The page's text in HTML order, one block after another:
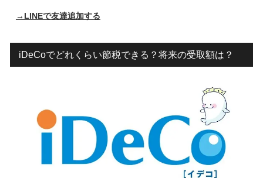
→LINEで友達追加する
iDeCoでどれくらい節税できる？将来の受取額は？